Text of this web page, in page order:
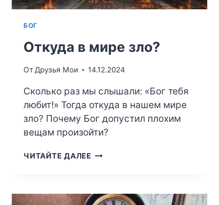
БОГ
Откуда в мире зло?
ОтДрузья Мои 14.12.2024
Сколько раз мы слышали: «Бог тебя
любит!» Тогда откуда в нашем мире
зло? Почему Бог допустил плохим
вещам произойти?
ЧИТАЙТЕ ДАЛЕЕОТКУДА